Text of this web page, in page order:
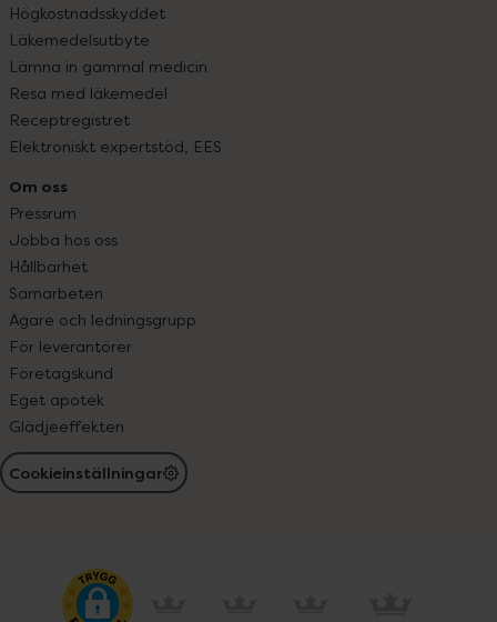
Högkostnadsskyddet
Läkemedelsutbyte
Lämna in gammal medicin
Resa med läkemedel
Receptregistret
Elektroniskt expertstöd, EES
Om oss
Pressrum
Jobba hos oss
Hållbarhet
Samarbeten
Ägare och ledningsgrupp
För leverantörer
Företagskund
Eget apotek
Glädjeeffekten
Cookieinställningar